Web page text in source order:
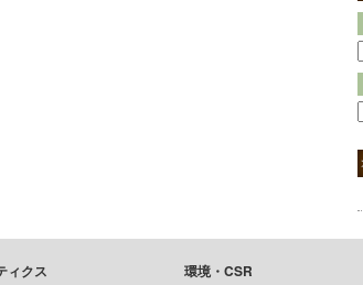
ィクス 環境・CSR